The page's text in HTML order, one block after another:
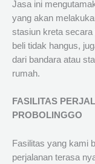
Jasa ini
yang akan
stasiun kreta
beli tidak hangus,
dari bandara atau
rumah.
FASILITAS
PROBOLINGGO
Fasilitas yang kami
perjalanan terasa